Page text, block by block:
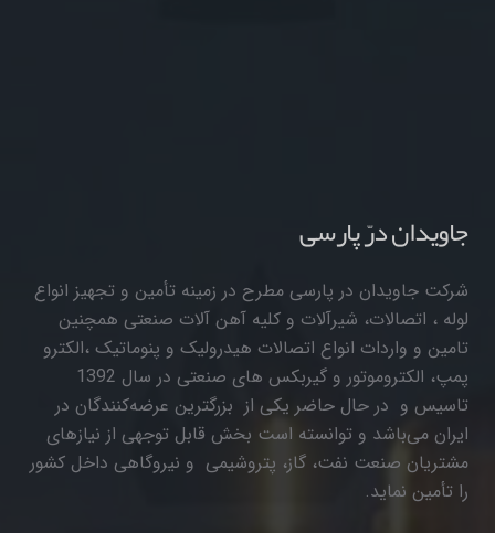
جاویدان درّ پارسی
شرکت جاویدان در پارسی مطرح در زمینه تأمین و تجهیز انواع
لوله ، اتصالات، شیرآلات و کلیه آهن آلات صنعتی همچنین
تامین و واردات انواع اتصالات هیدرولیک و پنوماتیک ،الکترو
پمپ، الکتروموتور و گیربکس های صنعتی در سال 1392
تاسیس و در حال حاضر یکی از بزرگترین عرضه‌کنندگان در
ایران می‌باشد و توانسته است بخش قابل توجهی از نیازهای
مشتریان صنعت نفت، گاز، پتروشیمی و نیروگاهی داخل کشور
را تأمین نماید.